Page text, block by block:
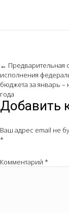
Post
← Предварительная
исполнения
бюджета за январь –
года
Добавить
Ваш адрес email не
*
Комментарий *